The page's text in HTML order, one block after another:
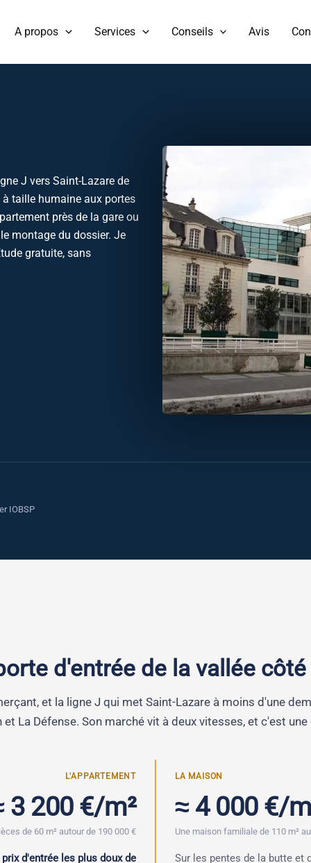
A propos Services Conseils Avis
J vers Saint-Lazare de
à taille humaine aux portes
près de la gare ou
montage du dossier. Je
gratuite, sans
IOBSP
d'entrée de la vallée
et la ligne J qui met Saint-Lazare à moins d'une
La Défense. Son marché vit à deux vitesses, et c'est
L'APPARTEMENT
3 200 €/m²
de 60 m² autour de 190 000 €
d'entrée les plus doux de
LA MAISON
≈ 4 000 €/
Une maison familiale de 110 m²
Sur les pentes de la butte et